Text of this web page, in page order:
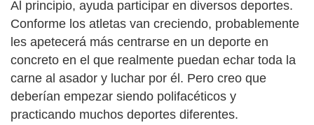
Al principio, ayuda participar en diversos deportes.
Conforme los atletas van creciendo, probablemente
les apetecerá más centrarse en un deporte en
concreto en el que realmente puedan echar toda la
carne al asador y luchar por él. Pero creo que
deberían empezar siendo polifacéticos y
practicando muchos deportes diferentes.